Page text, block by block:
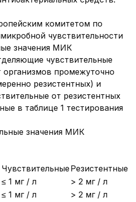
комитетом по
чувствительности
значения МИК
чувствительные
промежуточно
резистентных) и
от резистентных
в таблице 1 тестирования
значения МИК
ЧувствительныеРезистентные
≤ 1 мг / л
> 2 мг / л
≤ 1 мг / л
> 2 мг / л